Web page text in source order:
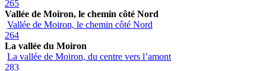
265
Vallée de Moiron, le chemin côté Nord
Vallée de Moiron, le chemin côté Nord
264
La vallée du Moiron
La vallée de Moiron, du centre vers l’amont
283